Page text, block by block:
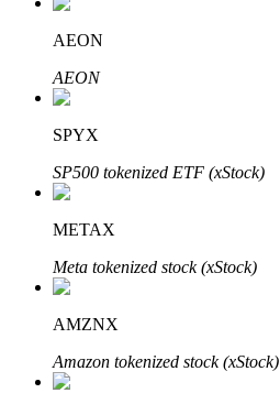
Afiliasi Bitrue
AEON
AEON
SPYX
SP500 tokenized ETF (xStock)
METAX
Meta tokenized stock (xStock)
AMZNX
Amazon tokenized stock (xStock)